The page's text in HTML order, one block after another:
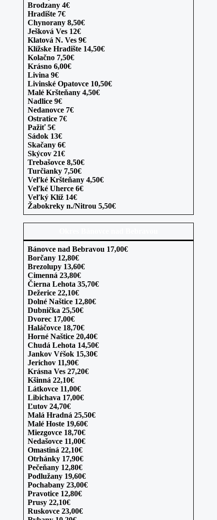
Brodzany 4€
Hradište 7€
Chynorany 8,50€
Ješková Ves 12€
Klatová N. Ves 9€
Klížske Hradište 14,50€
Kolačno 7,50€
Krásno 6,00€
Livina 9€
Livinské Opatovce 10,50€
Malé Kršteňany 4,50€
Nadlice 9€
Nedanovce 7€
Ostratice 7€
Pažiť 5€
Sádok 13€
Skačany 6€
Skýcov 21€
Trebašovce 8,50€
Turčianky 7,50€
Veľké Kršteňany 4,50€
Veľké Uherce 6€
Veľký Klíž 14€
Žabokreky n./Nitrou 5,50€
Bánovce nad Bebravou 17,00€
Borčany 12,80€
Brezolupy 13,60€
Cimenná 23,80€
Čierna Lehota 35,70€
Dežerice 22,10€
Dolné Naštice 12,80€
Dubnička 25,50€
Dvorec 17,00€
Haláčovce 18,70€
Horné Naštice 20,40€
Chudá Lehota 14,50€
Jankov Vŕšok 15,30€
Jerichov 11,90€
Krásna Ves 27,20€
Kšinná 22,10€
Látkovce 11,00€
Libichava 17,00€
Ľutov 24,70€
Malá Hradná 25,50€
Malé Hoste 19,60€
Miezgovce 18,70€
Nedašovce 11,00€
Omastiná 22,10€
Otrhánky 17,90€
Pečeňany 12,80€
Podlužany 19,60€
Pochabany 23,00€
Pravotice 12,80€
Prusy 22,10€
Ruskovce 23,00€